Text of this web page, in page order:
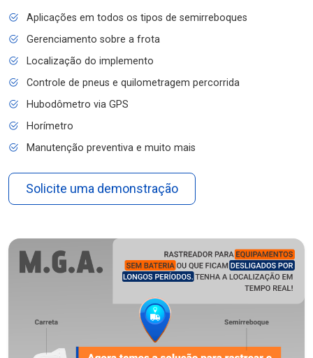
Aplicações em todos os tipos de semirreboques
Gerenciamento sobre a frota
Localização do implemento
Controle de pneus e quilometragem percorrida
Hubodômetro via GPS
Horímetro
Manutenção preventiva e muito mais
Solicite uma demonstração